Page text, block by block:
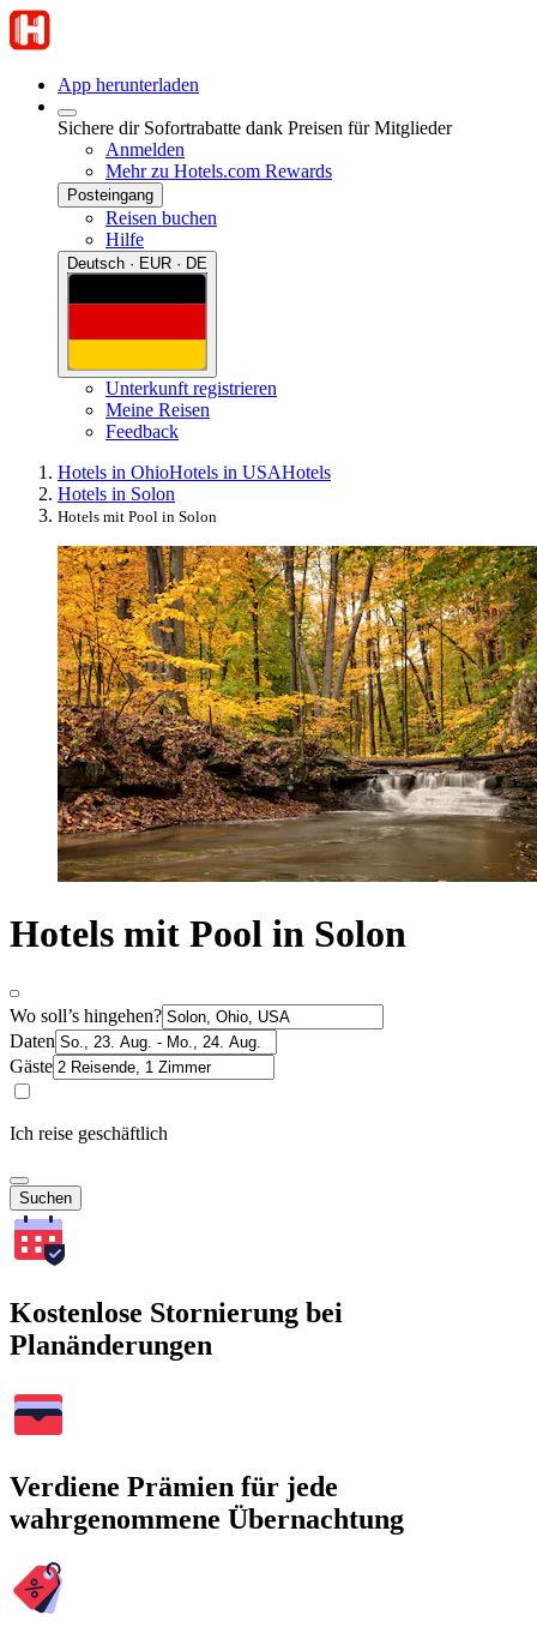
App herunterladen
Sichere dir Sofortrabatte dank Preisen für Mitglieder
Anmelden
Mehr zu Hotels.com Rewards
Posteingang
Reisen buchen
Hilfe
Deutsch · EUR · DE
Unterkunft registrieren
Meine Reisen
Feedback
Hotels in OhioHotels in USAHotels
Hotels in Solon
Hotels mit Pool in Solon
Hotels mit Pool in Solon
Wo soll’s hingehen?
Daten
Gäste
Ich reise geschäftlich
Suchen
Kostenlose Stornierung bei
Planänderungen
Verdiene Prämien für jede
wahrgenommene Übernachtung